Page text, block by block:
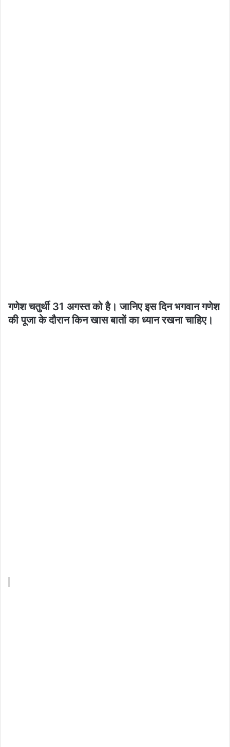
गणेश चतुर्थी 31 अगस्त को है। जानिए इस दिन भगवान गणेश
की पूजा के दौरान किन खास बातों का ध्यान रखना चाहिए।